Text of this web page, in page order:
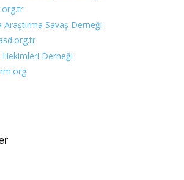
Savaş Derneği
Derneği